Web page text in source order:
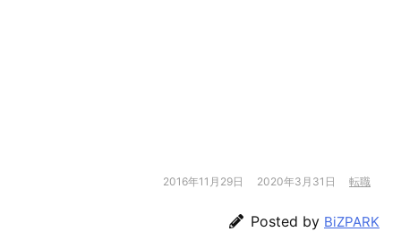
2016年11月29日 2020年3月31日 転職
Posted by BiZPARK